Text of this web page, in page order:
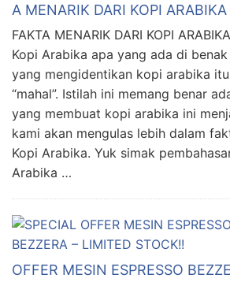
A MENARIK DARI KOPI ARABIKA
FAKTA MENARIK DARI KOPI
Kopi Arabika apa yang ada di
yang mengidentikan kopi arabika
“mahal”. Istilah ini memang benar
yang membuat kopi arabika ini
kami akan mengulas lebih dalam
Kopi Arabika. Yuk simak
Arabika …
OFFER MESIN ESPRESSO